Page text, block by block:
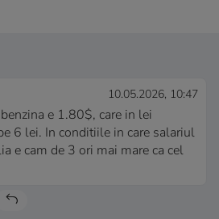
10.05.2026, 10:47
e 1.80$, care in lei
6 lei. In conditiile in care salariul
e cam de 3 ori mai mare ca cel